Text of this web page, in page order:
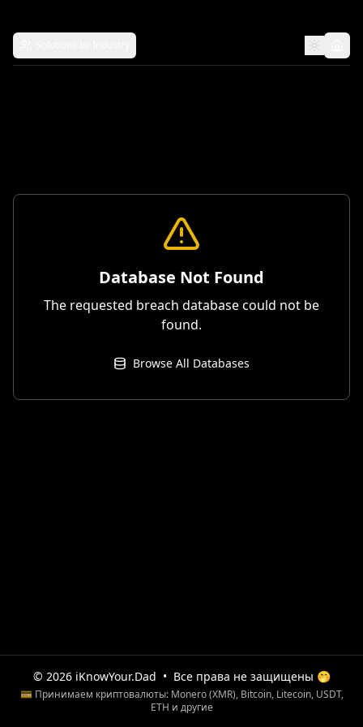
Database Not Found
The requested breach database could not be
found.
Browse All Databases
© 2026 iKnowYour.Dad • Все права не защищены 🤭
💳 Принимаем криптовалюты: Monero (XMR), Bitcoin, Litecoin, USDT,
ETH и другие